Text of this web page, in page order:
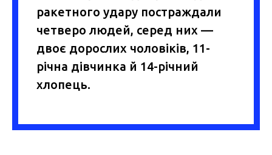
ракетного удару постраждали
четверо людей, серед них —
двоє дорослих чоловіків, 11-
річна дівчинка й 14-річний
хлопець.